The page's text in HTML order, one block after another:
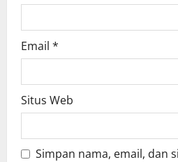
Email *
Situs Web
Simpan nama, email, dan